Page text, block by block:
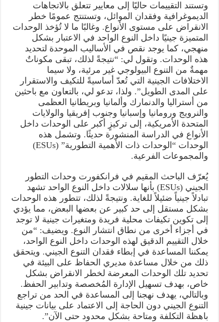
وتستند التقييمات حاليًا إلى معايير تتعلق بالاتجاهات
الديموغرافية وفقدان الموائل، وتستنتج عمومًا خطر
الانقراض على مستوى الأنواع. وغالبًا ما لا تُؤخذ الوحدات
المتميزة جينيًا داخل النوع الواحد في الاعتبار بشكل
منهجي، كما يوجد نقص في الأساليب الموحدة لتحديد
هذه الوحدات. وتقول لي: “نتيجةً لذلك، تبقى مكوناتٌ
مهمةٌ من التنوع البيولوجي غير مرئية، ولا سيما
الاختلافات الجينية التي تُعدّ أساسيةً للتكيف والاستقرار
على المدى الطويل”. ولذا، تدعو لي، بالتعاون مع باحثين
من أستراليا والدنمارك وألمانيا وبريطانيا العظمى
والنرويج ورومانيا وإسبانيا وجنوب إفريقيا والولايات
المتحدة الأمريكية، إلى تركيزٍ أكبر على الوحدات داخل
الأنواع في الدراسة المنشورة حديثًا. وتشمل هذه
الوحدات “الوحدات ذات الأهمية التطورية” (ESUs)
والمجموعات الفرعية.
يُعرّف الباحث المقيم في فرانكفورت وحدات التطور
الجيني (ESUs) بأنها سلالات داخل النوع الواحد تشهد
تبادلاً جينياً ضئيلاً للغاية. ونتيجةً لذلك، تتطور هذه الوحدات
بشكل مستقل إلى حد كبير عن بعضها البعض، مما يؤدي
إلى تكوين تكيفات محلية فريدة ومتغيرات جينية لا توجد
في أجزاء أخرى من نطاق انتشار النوع. ويضيف: “من
خلال التقييم الدقيق لهذه الوحدات داخل النوع الواحد،
يمكننا المساعدة في إبطاء فقدان التنوع الجيني. ويتحقق
ذلك من خلال مساعدة مديري الحفاظ على البيئة في
تحديد تلك الوحدات المعرضة لخطر الانقراض بشكل
خاص، بهدف تسهيل الإدارة المُخصصة وتدابير الحفظ.
وبالتالي، يهدف نهجنا إلى المساعدة في الحد من تراجع
التنوع الجيني دون الحاجة إلى الاعتماد على بيانات جينية
باهظة التكلفة ومتاحة بشكل محدود حتى الآن”.